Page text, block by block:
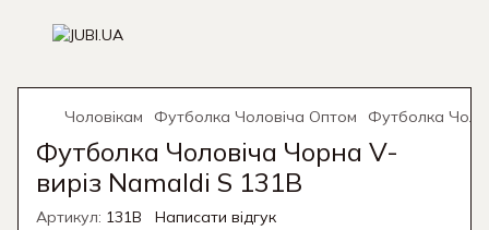
Чоловікам Футболка Чоловіча Оптом Футболка
Футболка Чоловіча Чорна V-
виріз Namaldi S 131B
Артикул: 131B Написати відгук